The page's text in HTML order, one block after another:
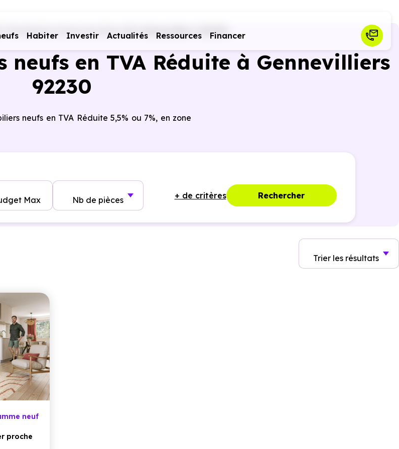
Habiter Investir Actualités Ressources Financer
TVA Réduite Hauts-de-Seine (92) Gennevilliers (92230)
en TVA Réduite à Gennevilliers
92230
neufs en TVA Réduite 5,5% ou 7%, en zone
Max Nb de pièces + de critères Rechercher
Trier les résultats
neuf
proche